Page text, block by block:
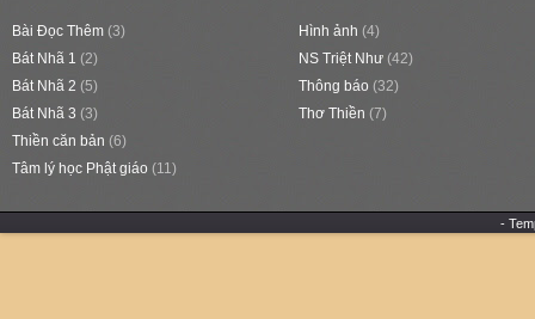
Bài Đọc Thêm (3)
Bát Nhã 1 (2)
Bát Nhã 2 (5)
Bát Nhã 3 (3)
Thiền căn bản (6)
Tâm lý học Phật giáo (11)
Hình ảnh (4)
NS Triệt Như (42)
Thông báo (32)
Thơ Thiền (7)
-